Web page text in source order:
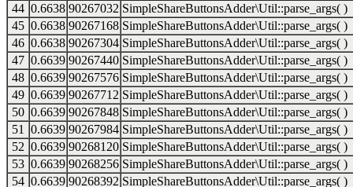
44 0.6638 90267032 SimpleShareButtonsAdder\Util::parse_args( )
45 0.6638 90267168 SimpleShareButtonsAdder\Util::parse_args( )
46 0.6638 90267304 SimpleShareButtonsAdder\Util::parse_args( )
47 0.6639 90267440 SimpleShareButtonsAdder\Util::parse_args( )
48 0.6639 90267576 SimpleShareButtonsAdder\Util::parse_args( )
49 0.6639 90267712 SimpleShareButtonsAdder\Util::parse_args( )
50 0.6639 90267848 SimpleShareButtonsAdder\Util::parse_args( )
51
0.6639 90267984 SimpleShareButtonsAdder\Util::parse_args( )
52 0.6639 90268120 SimpleShareButtonsAdder\Util::parse_args( )
53 0.6639 90268256 SimpleShareButtonsAdder\Util::parse_args( )
54 0.6639 90268392 SimpleShareButtonsAdder\Util::parse_args( )